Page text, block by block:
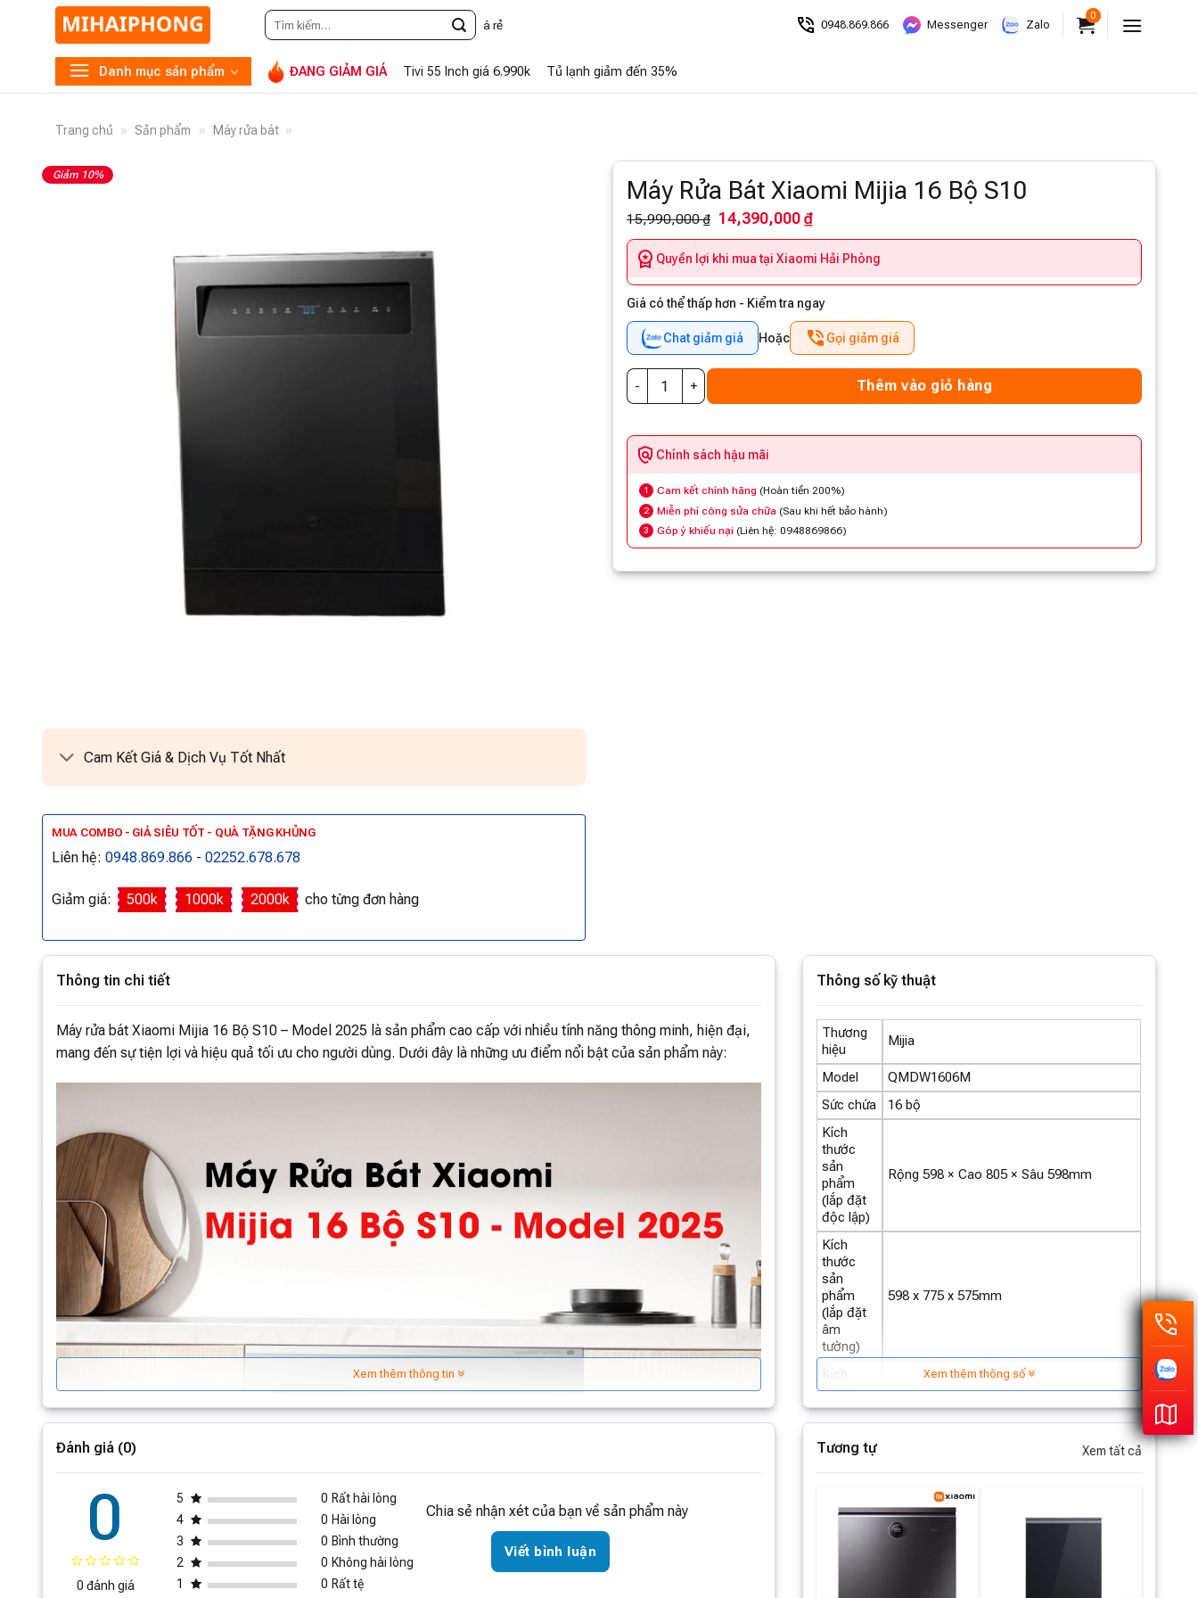
Tìm
kiếm:
Gọi0948.869.866 hoặcnhắn Zalo tư vấn giá rẻ
0948.869.866 Messenger Zalo
0
Danh mục sản phẩm ĐANG GIẢM GIÁ Tivi 55 Inch giá 6.990k Tủ lạnh giảm đến 35%
Trang chủ » Sản phẩm » Máy rửa bát »
Giảm 10%
Cam Kết Giá & Dịch Vụ Tốt Nhất
MUA COMBO - GIÁ SIÊU TỐT - QUÀ TẶNG KHỦNG
Liên hệ: 0948.869.866 - 02252.678.678
Giảm giá: 500k 1000k 2000k cho từng đơn hàng
Máy Rửa Bát Xiaomi Mijia 16 Bộ S10
15,990,000 ₫ 14,390,000 ₫
Quyền lợi khi mua tại Xiaomi Hải Phòng
Giá có thể thấp hơn - Kiểm tra ngay
Chat giảm giá Hoặc Gọi giảm giá
Thêm vào giỏ hàng
Chính sách hậu mãi
1 Cam kết chính hãng (Hoàn tiền 200%)
2 Miễn phí công sửa chữa (Sau khi hết bảo hành)
3 Góp ý khiếu nại (Liên hệ: 0948869866)
Thông tin chi tiết
Máy rửa bát Xiaomi Mijia 16 Bộ S10 – Model 2025 là sản phẩm cao cấp với nhiều tính năng thông minh, hiện đại,
mang đến sự tiện lợi và hiệu quả tối ưu cho người dùng. Dưới đây là những ưu điểm nổi bật của sản phẩm này:
Xem thêm thông tin
Thông số kỹ thuật
Thương
hiệu
Mijia
Model
QMDW1606M
Sức chứa
16 bộ
Kích
thước
sản
phẩm
(lắp đặt
độc lập)
Rộng 598 × Cao 805 × Sâu 598mm
Kích
thước
sản
phẩm
(lắp đặt
âm
tường)
598 x 775 x 575mm
thước
mở tối
thiểu lắp
đặt âm
tường
600 × 780 × 575mm
định mức
50Hz
Xem thêm thông số
Đánh giá (0)
0
0 đánh giá
5 0 Rất hài lòng
4
0 Hài lòng
3
0 Bình thường
2
0 Không hài lòng
1
0 Rất tệ
Chia sẻ nhận xét của bạn về sản phẩm này
Viết bình luận
Tương tự Xem tất cả